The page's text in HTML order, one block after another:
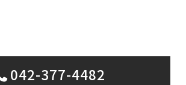
042-377-4482